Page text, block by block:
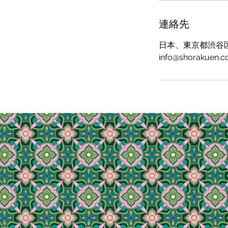
連絡先
日本、東京都渋谷